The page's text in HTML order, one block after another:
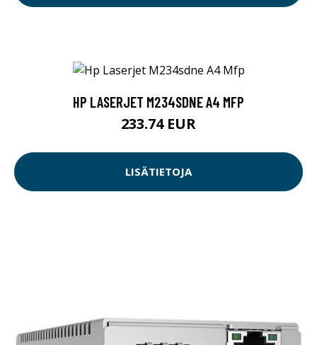
HP LASERJET M234SDNE A4 MFP
233.74 EUR
LISÄTIETOJA